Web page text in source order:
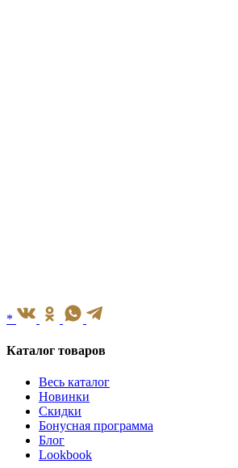
*
Каталог товаров
Весь каталог
Новинки
Скидки
Бонусная программа
Блог
Lookbook